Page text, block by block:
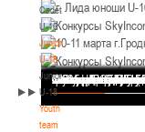
Cadets
U-16
Juniors
U-18
Juniors
U-18
Youth
team
III тур – девушки 2012-
ул. Б.Хмельницкого, 118а
Финал 4-х -
Финал 4-х -
Финал 4-х -
Финал 4-х -
Финал 4-х -
Финал 4-х -
Финал 4-х -
Финал 4-х
Финал 4-х юноши
Финал 4-х
Финал ДЮБЛ
Финал 4-х
Финал девушки
Полуфинал
24-25 февраля в
1-2 марта в
г. Лида юноши U-
Конкурсы
10-11 марта
Конкурсы
группа